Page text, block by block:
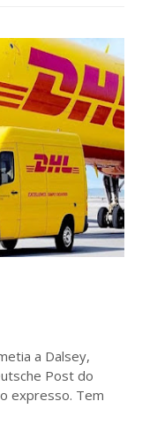
a Dalsey,
Post do
expresso. Tem